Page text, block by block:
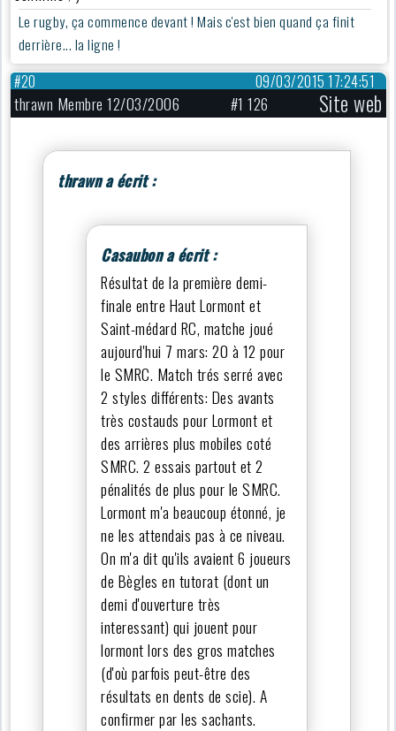
Le rugby, ça commence devant ! Mais c'est bien quand ça finit
derrière... la ligne !
09/03/2015 17:24:51
#20
thrawn Membre 12/03/2006 #1 126 Site web
thrawn a écrit :
Casaubon a écrit :
Résultat de la première demi-
finale entre Haut Lormont et
Saint-médard RC, matche joué
aujourd'hui 7 mars: 20 à 12 pour
le SMRC. Match trés serré avec
2 styles différents: Des avants
très costauds pour Lormont et
des arrières plus mobiles coté
SMRC. 2 essais partout et 2
pénalités de plus pour le SMRC.
Lormont m'a beaucoup étonné, je
ne les attendais pas à ce niveau.
On m'a dit qu'ils avaient 6 joueurs
de Bègles en tutorat (dont un
demi d'ouverture très
interessant) qui jouent pour
lormont lors des gros matches
(d'où parfois peut-être des
résultats en dents de scie). A
confirmer par les sachants.